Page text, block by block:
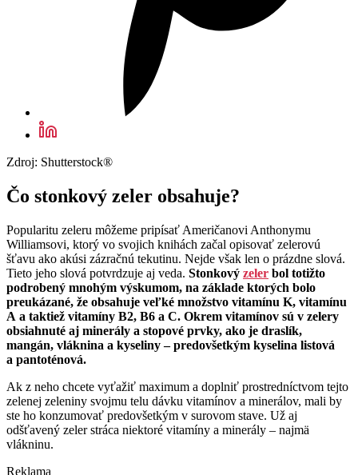
Zdroj: Shutterstock®
Čo stonkový zeler obsahuje?
Popularitu zeleru môžeme pripísať Američanovi Anthonymu
Williamsovi, ktorý vo svojich knihách začal opisovať zelerovú
šťavu ako akúsi zázračnú tekutinu. Nejde však len o prázdne slová.
Tieto jeho slová potvrdzuje aj veda. Stonkový zeler bol totižto
podrobený mnohým výskumom, na základe ktorých bolo
preukázané, že obsahuje veľké množstvo vitamínu K, vitamínu
A a taktiež vitamíny B2, B6 a C. Okrem vitamínov sú v zelery
obsiahnuté aj minerály a stopové prvky, ako je draslík,
mangán, vláknina a kyseliny – predovšetkým kyselina listová
a pantoténová.
Ak z neho chcete vyťažiť maximum a doplniť prostredníctvom tejto
zelenej zeleniny svojmu telu dávku vitamínov a minerálov, mali by
ste ho konzumovať predovšetkým v surovom stave. Už aj
odšťavený zeler stráca niektoré vitamíny a minerály – najmä
vlákninu.
Reklama